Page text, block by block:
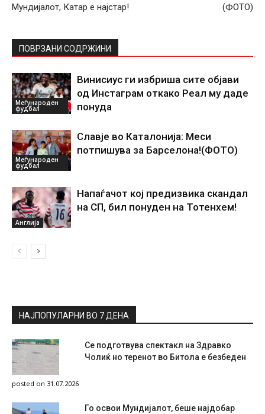
Мундијалот, Катар е најстар! (ФОТО)
ПОВРЗАНИ СОДРЖИНИ
Меѓународен
фудбал
Винисиус ги избриша сите објави
од Инстаграм откако Реал му даде
понуда
Меѓународен
фудбал
Славје во Каталонија: Меси
потпишува за Барселона!(ФОТО)
Англија
Напаѓачот кој предизвика скандал
на СП, бил понуден на Тотенхем!
НАЈПОПУЛАРНИ ВО 7 ДЕНА
Се подготвува спектакл на Здравко
Чолиќ но теренот во Битола е безбеден
posted on 31.07.2026
Го освои Мундијалот, беше најдобар